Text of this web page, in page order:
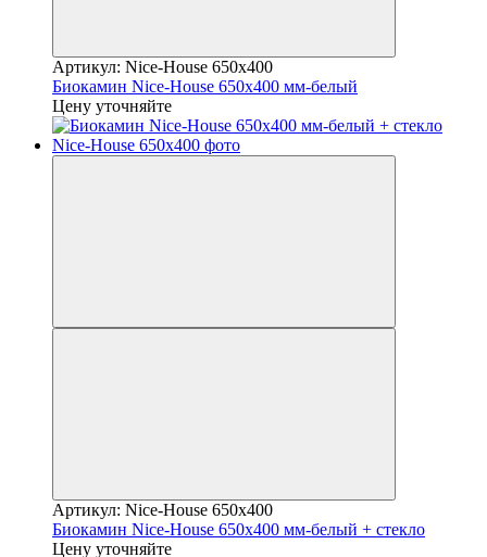
Артикул: Nice-House 650x400
Биокамин Nice-House 650x400 мм-белый
Цену уточняйте
Артикул: Nice-House 650x400
Биокамин Nice-House 650x400 мм-белый + стекло
Цену уточняйте